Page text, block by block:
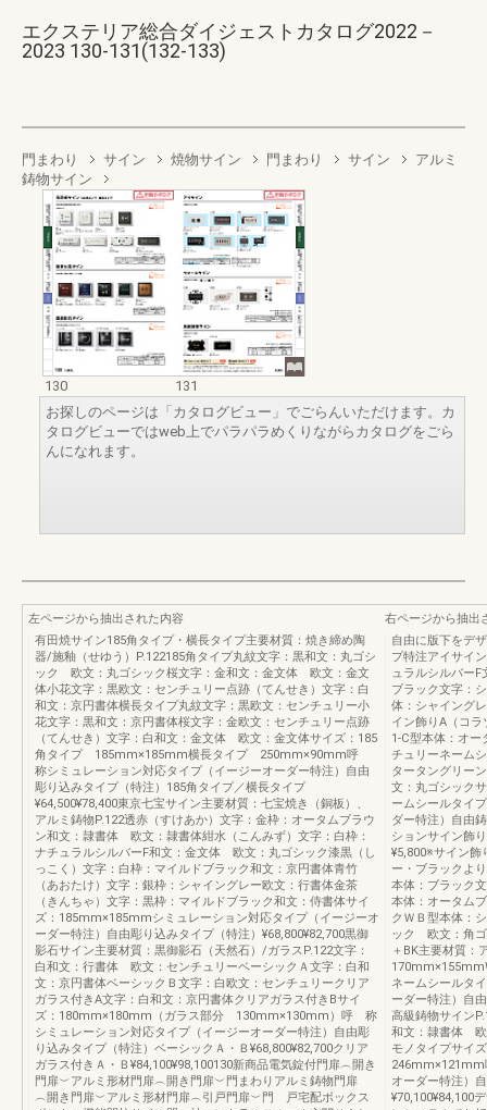
エクステリア総合ダイジェストカタログ2022－
2023 130-131(132-133)
門まわり サイン 焼物サイン 門まわり サイン
アルミ
鋳物サイン
130
131
お探しのページは「カタログビュー」でごらんいただけます。カ
タログビューではweb上でパラパラめくりながらカタログをごら
んになれます。
左ページから抽出された内容
有田焼サイン185角タイプ・横長タイプ主要材質：焼き締め陶
器/施釉（せゆう）P.122185角タイプ丸紋文字：黒和文：丸ゴシ
ック 欧文：丸ゴシック桜文字：金和文：金文体 欧文：金文
体小花文字：黒欧文：センチュリー点跡（てんせき）文字：白
和文：京円書体横長タイプ丸紋文字：黒欧文：センチュリー小
花文字：黒和文：京円書体桜文字：金欧文：センチュリー点跡
（てんせき）文字：白和文：金文体 欧文：金文体サイズ：185
角タイプ 185mm×185mm横長タイプ 250mm×90mm呼
称シミュレーション対応タイプ（イージーオーダー特注）自由
彫り込みタイプ（特注）185角タイプ／横長タイプ
¥64,500¥78,400東京七宝サイン主要材質：七宝焼き（銅板）、
アルミ鋳物P.122透赤（すけあか）文字：金枠：オータムブラウ
ン和文：隷書体 欧文：隷書体紺水（こんみず）文字：白枠：
ナチュラルシルバーF和文：金文体 欧文：丸ゴシック漆黒（し
っこく）文字：白枠：マイルドブラック和文：京円書体青竹
（あおたけ）文字：銀枠：シャイングレー欧文：行書体金茶
（きんちゃ）文字：黒枠：マイルドブラック和文：侍書体サイ
ズ：185mm×185mmシミュレーション対応タイプ（イージーオ
ーダー特注）自由彫り込みタイプ（特注）¥68,800¥82,700黒御
影石サイン主要材質：黒御影石（天然石）/ガラスP.122文字：
白和文：行書体 欧文：センチュリーベーシックＡ文字：白和
文：京円書体ベーシックＢ文字：白欧文：センチュリークリア
ガラス付きA文字：白和文：京円書体クリアガラス付きBサイ
ズ：180mm×180mm（ガラス部分 130mm×130mm）呼 称
シミュレーション対応タイプ（イージーオーダー特注）自由彫
り込みタイプ（特注）ベーシックＡ・Ｂ¥68,800¥82,700クリア
ガラス付きＡ・Ｂ¥84,100¥98,100130新商品電気錠付門扉︵開き
門扉︶アルミ形材門扉︵開き門扉︶門まわりアルミ鋳物門扉
︵開き門扉︶アルミ形材門扉︵引戸門扉︶門 戸宅配ボックス
右ページから抽出
自由に版下をデ
プ特注アイサイ
ュラルシルバーF
ブラック文字：
体：シャイング
イン飾りA（コ
1-C型本体：オー
チュリーネーム
タータングリー
文：丸ゴシック
ームシールタイ
ダー特注）自由
ションサイン飾
¥5,800※サイン飾
ー・ブラックよ
本体：ブラック
本体：オータム
クＷＢ型本体：
ック 欧文：角ゴ
＋BK主要材質：
ネームシールタ
ーダー特注）自
高級鋳物サイン
和文：隷書体 欧
モノタイプサ
246mm×121mm
オーダー特注）
¥70,100¥84,100